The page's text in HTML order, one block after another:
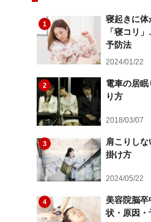
1
寝起きに体
「寝コリ
予防法
2024/01/22
2
電車の居
り方
2018/03/07
3
肩こりしな
掛け方
2024/05/22
4
美容院脳
状・原因・